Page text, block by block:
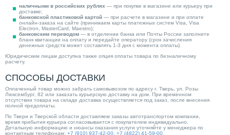
наличными в российских рублях — при покупке в магазине или курьеру при
доставке;
банковской пластиковой картой — при расчете в магазине и при оплате
онлайн-заказа на сайте (принимаем карты платежных систем Visa, Visa
Electron, MasterCard, Maestro);
банковским переводом — в отделении банка или Почты России заполните
бланк квитанции на оплату и передайте оператору (срок зачисления
денежных средств может составлять 1-3 дня с момента оплаты).
Юридическим лицам доступна также опция оплаты товара по безналичному
расчету.
СПОСОБЫ ДОСТАВКИ
Оплаченный товар можно забрать самовывозом по адресу г. Тверь, ул. Розы
Люксембург, 82 или заказать курьерскую доставку на дом. При временном
отсутствии товара на складе доставка осуществляется под заказ, после внесения
полной предоплаты.
По Твери и Тверской области доставляем заказы автотранспортом компании,
время прибытия курьера согласовывается с покупателем индивидуально.
Детальную информацию и нюансы оказания услуги уточняйте у менеджера по
контактным телефонам: +7 (910) 937-42-00 +7 (4822) 41-59-00